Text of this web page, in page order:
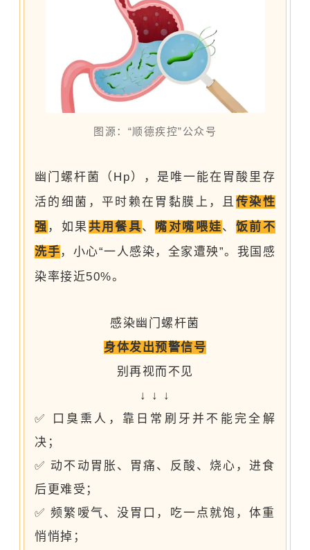
图源：“顺德疾控”公众号
幽门螺杆菌（Hp），是唯一能在胃酸里存
活的细菌，平时赖在胃黏膜上，且 传染性
强 ，如果 共用餐具、 嘴对嘴喂娃、 饭前不
洗手 ，小心“一人感染，全家遭殃”。我国感
染率接近50%。
感染幽门螺杆菌
身体发出预警信号
别再视而不见
↓ ↓ ↓
✅ 口臭熏人，靠日常刷牙并不能完全解
决；
✅ 动不动胃胀、胃痛、反酸、烧心，进食
后更难受；
✅ 频繁嗳气、没胃口，吃一点就饱，体重
悄悄掉；